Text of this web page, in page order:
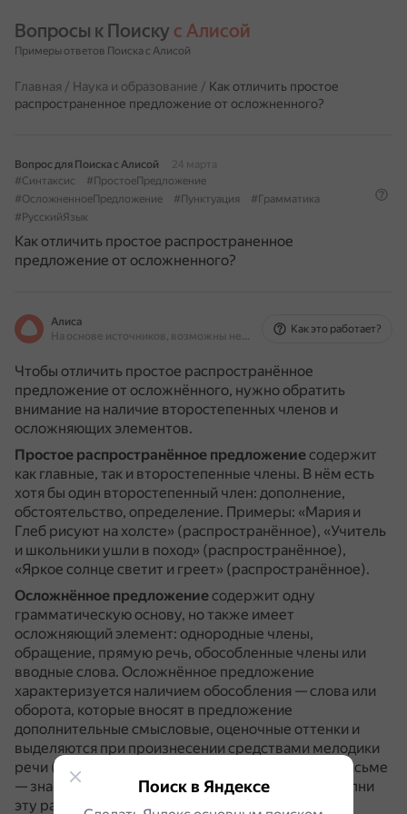
Вопросы к Поиску с Алисой
Примеры ответов Поиска с Алисой
Главная / Наука и образование / Как отличить простое
распространенное предложение от осложненного?
Вопрос для Поиска с Алисой
24 марта
#Синтаксис
#ПростоеПредложение
#ОсложненноеПредложение
#Пунктуация
#Грамматика
#РусскийЯзык
Как отличить простое распространенное
предложение от осложненного?
Алиса
На основе источников, возможны неточности
Как это работает?
Чтобы отличить простое распространённое
предложение от осложнённого, нужно обратить
внимание на наличие второстепенных членов и
осложняющих элементов.
Простое распространённое предложениесодержит
как главные, так и второстепенные члены. В нём есть
хотя бы один второстепенный член: дополнение,
обстоятельство, определение. Примеры: «Мария и
Глеб рисуют на холсте» (распространённое), «Учитель
и школьники ушли в поход» (распространённое),
«Яркое солнце светит и греет» (распространённое).
Осложнённое предложениесодержит одну
грамматическую основу, но также имеет
осложняющий элемент: однородные члены,
обращение, прямую речь, обособленные члены или
вводные слова. Осложнённое предложение
характеризуется наличием обособления — слова или
оборота, которые вносят в предложение
дополнительные смысловые, оценочные оттенки и
выделяются при произнесении средствами мелодики
речи (паузы, повышение/понижение тона), а на письме
— знаками препинания.Примеры: «Максим, выполни
эту работу скорее» (осложнено обращением),
Поиск в Яндексе